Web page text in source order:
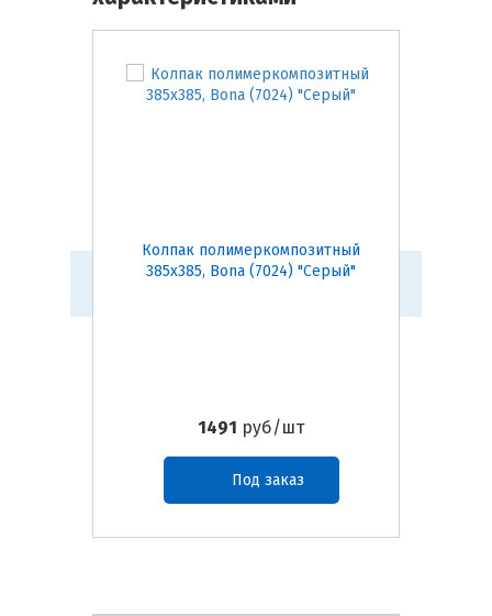
Колпак полимеркомпозитный
385х385, Bona (7024) "Серый"
1491 руб/шт
Под заказ